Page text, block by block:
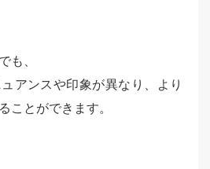
も、
アンスや印象が異なり、より
ことができます。